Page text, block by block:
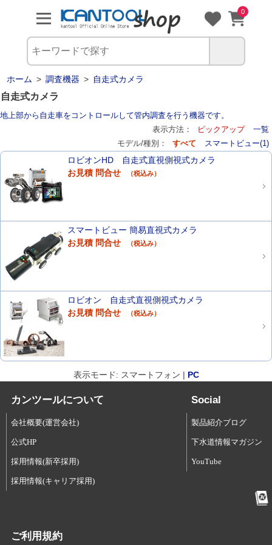
0
ホーム > 調査機器 > 自走式カメラ
自走式カメラ
地上部から自走車をコントロールして管内調査を行う機器です。
表示方法：
ピックアップ
一覧
モデル/種別：
すべて スマートビュー(1)
ロビオンHD 自走式直視側視式カメラ
お見積 問合せ
（税込み）
スマートビュー 簡易直視式カメラ
お見積 問合せ
（税込み）
ロビオン 自走式直視側視式カメラ
お見積 問合せ
（税込み）
表示モード: スマートフォン | PC
カンツールについて
会社概要(運営会社)
公式HP
採用情報(新卒採用)
採用情報(キャリア採用)
Social
製品紹介ブログ
下水道情報マガジン
YouTube
ご利用規約